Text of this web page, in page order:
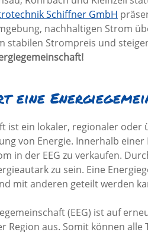
Schiffner GmbH
nachhaltigen Strom
stabilen Strompreis und
eine
ist ein lokaler, regionaler
von Energie. Innerhalb
in der EEG zu verkaufen.
zu sein. Eine
mit anderen geteilt werden
(EEG) ist auf
Region aus. Somit können